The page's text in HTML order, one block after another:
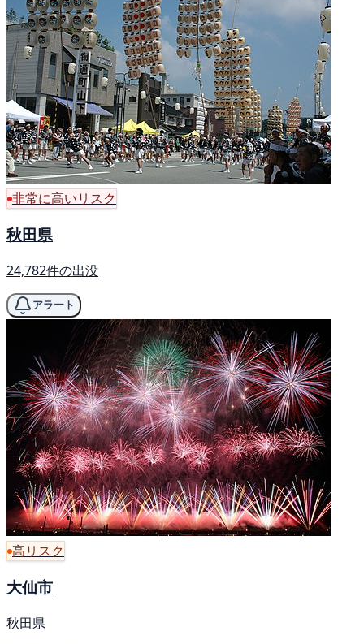
非常に高いリスク
秋田県
24,782件の出没
アラート
高リスク
大仙市
秋田県